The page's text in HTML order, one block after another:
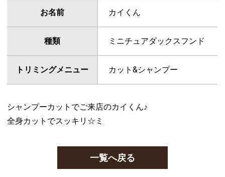
お名前 カイくん
種類 ミニチュアダックスフンド
トリミングメニュー カット&シャンプー
シャンプーカットでご来店のカイくん♪
全身カットでスッキリ☆ミ
一覧へ戻る